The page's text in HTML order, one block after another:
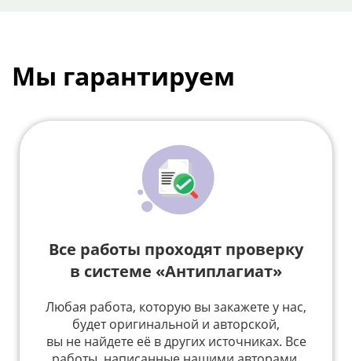
Мы гарантируем
Все работы проходят проверку
в системе «Антиплагиат»
Любая работа, которую вы закажете у нас,
будет оригинальной и авторской,
вы не найдете её в других источниках. Все